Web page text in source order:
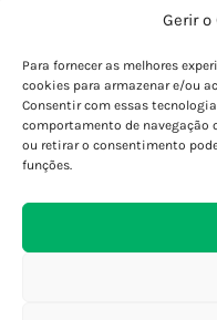
Gerir
Para fornecer as melhores
cookies para armazenar e/ou
Consentir com essas
comportamento de navegação
ou retirar o consentimento
funções.